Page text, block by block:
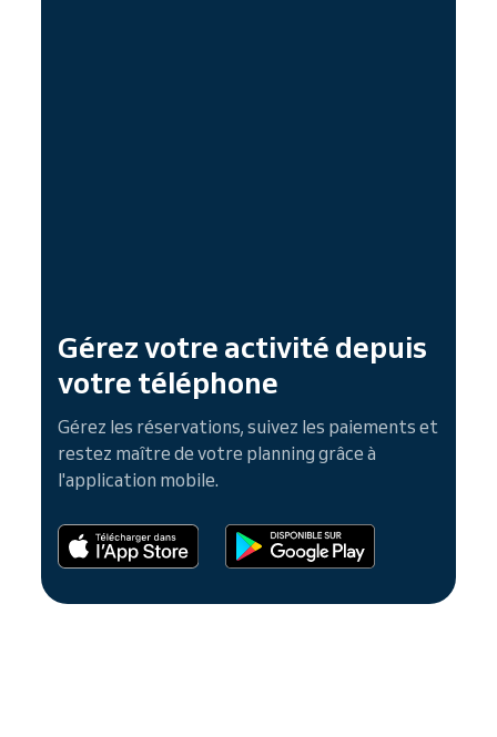
Gérez votre activité depuis
votre téléphone
Gérez les réservations, suivez les paiements et
restez maître de votre planning grâce à
l'application mobile.